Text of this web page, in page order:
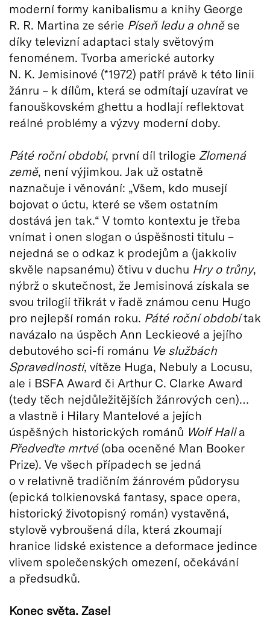
moderní formy kanibalismu a knihy George
R. R. Martina ze série Píseň ledu a ohněse
díky televizní adaptaci staly světovým
fenoménem. Tvorba americké autorky
N. K. Jemisinové (*1972) patří právě k této linii
žánru – k dílům, která se odmítají uzavírat ve
fanouškovském ghettu a hodlají reflektovat
reálné problémy a výzvy moderní doby.
Páté roční období, první díl trilogie Zlomená
země, není výjimkou. Jak už ostatně
naznačuje i věnování: „Všem, kdo musejí
bojovat o úctu, které se všem ostatním
dostává jen tak.“ V tomto kontextu je třeba
vnímat i onen slogan o úspěšnosti titulu –
nejedná se o odkaz k prodejům a (jakkoliv
skvěle napsanému) čtivu v duchu Hry o trůny,
nýbrž o skutečnost, že Jemisinová získala se
svou trilogií třikrát v řadě známou cenu Hugo
pro nejlepší román roku. Páté roční obdobítak
navázalo na úspěch Ann Leckieové a jejího
debutového sci-fi románu Ve službách
Spravedlnosti, vítěze Huga, Nebuly a Locusu,
ale i BSFA Award či Arthur C. Clarke Award
(tedy těch nejdůležitějších žánrových cen)…
a vlastně i Hilary Mantelové a jejích
úspěšných historických románů Wolf Halla
Předveďte mrtvé(oba oceněné Man Booker
Prize). Ve všech případech se jedná
o v relativně tradičním žánrovém půdorysu
(epická tolkienovská fantasy, space opera,
historický životopisný román) vystavěná,
stylově vybroušená díla, která zkoumají
hranice lidské existence a deformace jedince
vlivem společenských omezení, očekávání
a předsudků.
Konec světa. Zase!